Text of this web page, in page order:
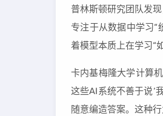
普林斯顿研究团队发
专注于从数据中学习“
着模型本质上在学习“
卡内基梅隆大学计算
这些AI系统不善于说‘
随意编造答案。这种